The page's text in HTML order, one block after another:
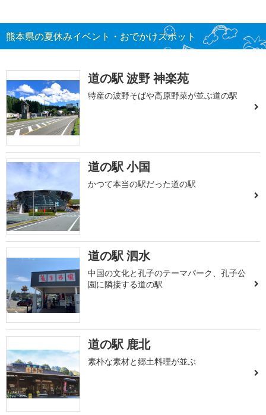
熊本県の夏休みイベント・おでかけスポット
道の駅 波野 神楽苑
特産の波野そばや高原野菜が並ぶ道の駅
道の駅 小国
かつて本当の駅だった道の駅
道の駅 泗水
中国の文化と孔子のテーマパーク、孔子公
園に隣接する道の駅
道の駅 鹿北
素朴な素材と郷土料理が並ぶ